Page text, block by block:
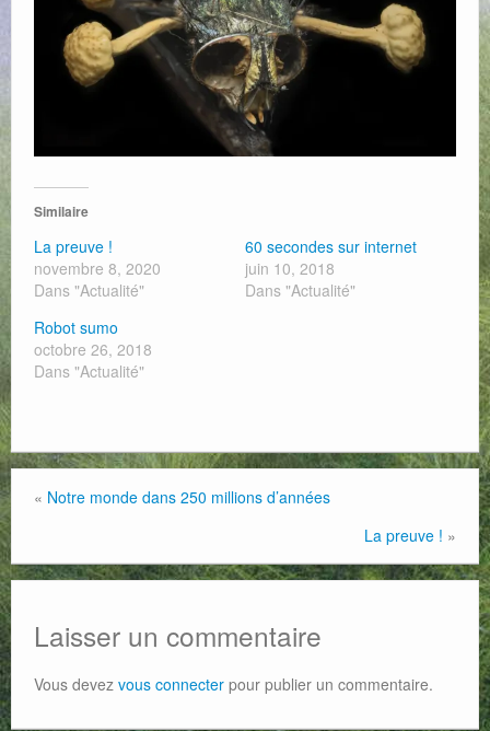
Web
Similaire
La preuve !
novembre 8, 2020
Dans "Actualité"
60 secondes sur internet
juin 10, 2018
Dans "Actualité"
Robot sumo
octobre 26, 2018
Dans "Actualité"
« Notre monde dans 250 millions d’années
La preuve ! »
Laisser un commentaire
Vous devez vous connecter pour publier un commentaire.